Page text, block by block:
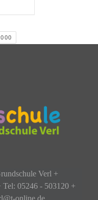
Verl +
05246 - 503120 +
online.de